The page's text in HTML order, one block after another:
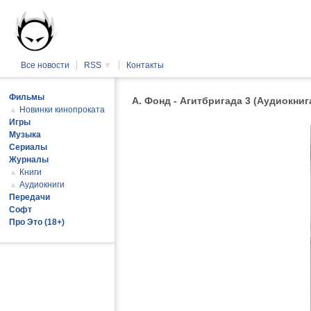
Все новости RSS ▼ Контакты
А. Фонд - Агитбригада 3
Фильмы
▲ Новинки кинопроката
Игры
Музыка
Сериалы
Журналы
▲ Книги
▲ Аудиокниги
Передачи
Софт
Про Это (18+)